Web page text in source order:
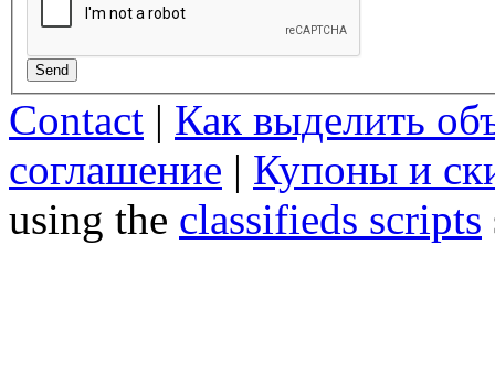
Send
Contact | Как выделить
соглашение | Купоны и
using the classifieds scripts